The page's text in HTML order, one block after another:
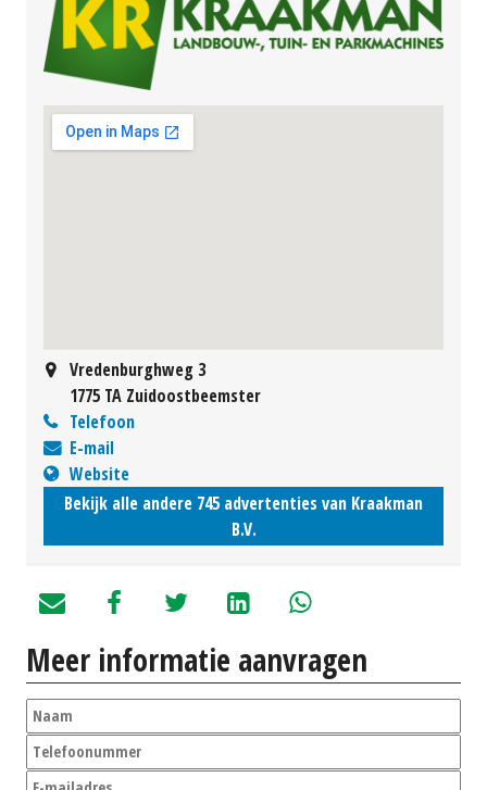
Vredenburghweg 3
1775 TA Zuidoostbeemster
Telefoon
E-mail
Website
Bekijk alle andere 745 advertenties van Kraakman
B.V.
Meer informatie aanvragen